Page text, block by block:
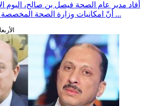
أنّ امكانيات وزارة الصحة المخصصة لكوفيد لا يجب أنّ تتجا ...
الأربعاء، 14 أكتوبر،